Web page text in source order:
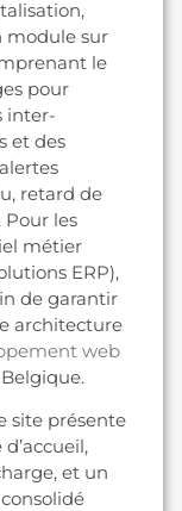
module sur
le
pour
inter-
et des
retard de
les
métier
ERP),
de garantir
architecture
web
site présente
et un